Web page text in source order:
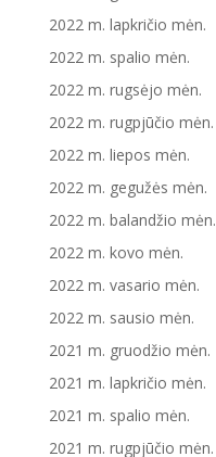
2022 m. lapkričio mėn.
2022 m. spalio mėn.
2022 m. rugsėjo mėn.
2022 m. rugpjūčio mėn.
2022 m. liepos mėn.
2022 m. gegužės mėn.
2022 m. balandžio mėn.
2022 m. kovo mėn.
2022 m. vasario mėn.
2022 m. sausio mėn.
2021 m. gruodžio mėn.
2021 m. lapkričio mėn.
2021 m. spalio mėn.
2021 m. rugpjūčio mėn.